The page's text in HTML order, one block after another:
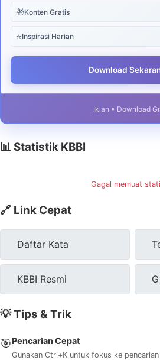
🎁Konten Gratis
⭐Inspirasi Harian
Download
Iklan • Download
📊 Statistik KBBI
Gagal memuat
🔗 Link Cepat
Daftar Kata
KBBI Resmi
💡 Tips & Trik
🎯Pencarian Cepat
Gunakan Ctrl+K untuk fokus ke pencarian